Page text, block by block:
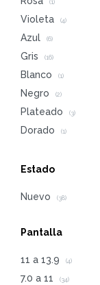
(1)
Violeta (4)
Azul (6)
Gris (16)
Blanco (1)
Negro (2)
Plateado (3)
Dorado (1)
Estado
Nuevo (38)
Pantalla
11 a 13.9 (4)
7.0 a 11 (34)